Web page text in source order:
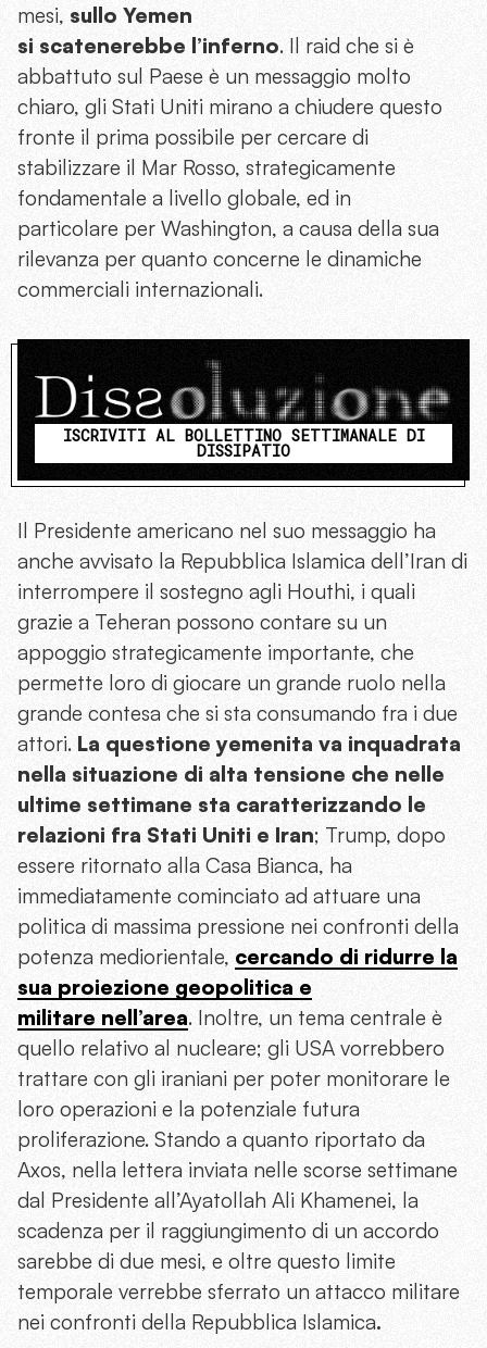
mesi, sullo Yemen
si scatenerebbe l’inferno. Il raid che si è
abbattuto sul Paese è un messaggio molto
chiaro, gli Stati Uniti mirano a chiudere questo
fronte il prima possibile per cercare di
stabilizzare il Mar Rosso, strategicamente
fondamentale a livello globale, ed in
particolare per Washington, a causa della sua
rilevanza per quanto concerne le dinamiche
commerciali internazionali.
ISCRIVITI AL BOLLETTINO SETTIMANALE DI
DISSIPATIO
Il Presidente americano nel suo messaggio ha
anche avvisato la Repubblica Islamica dell’Iran di
interrompere il sostegno agli Houthi, i quali
grazie a Teheran possono contare su un
appoggio strategicamente importante, che
permette loro di giocare un grande ruolo nella
grande contesa che si sta consumando fra i due
attori. La questione yemenita va inquadrata
nella situazione di alta tensione che nelle
ultime settimane sta caratterizzando le
relazioni fra Stati Uniti e Iran; Trump, dopo
essere ritornato alla Casa Bianca, ha
immediatamente cominciato ad attuare una
politica di massima pressione nei confronti della
potenza mediorientale, cercando di ridurre la
sua proiezione geopolitica e
militare nell’area. Inoltre, un tema centrale è
quello relativo al nucleare; gli USA vorrebbero
trattare con gli iraniani per poter monitorare le
loro operazioni e la potenziale futura
proliferazione. Stando a quanto riportato da
Axos, nella lettera inviata nelle scorse settimane
dal Presidente all’Ayatollah Ali Khamenei, la
scadenza per il raggiungimento di un accordo
sarebbe di due mesi, e oltre questo limite
temporale verrebbe sferrato un attacco militare
nei confronti della Repubblica Islamica.